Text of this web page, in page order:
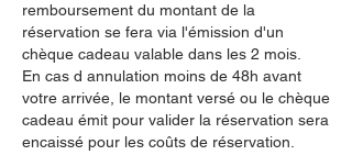
remboursement du montant de la
réservation se fera via l'émission d'un
chèque cadeau valable dans les 2 mois.
En cas d annulation moins de 48h avant
votre arrivée, le montant versé ou le chèque
cadeau émit pour valider la réservation sera
encaissé pour les coûts de réservation.